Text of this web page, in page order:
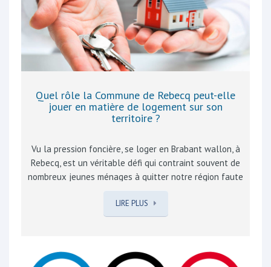
d’inviter tout un chacun à être acteur de sa Culture.
Les différents ateliers éveillent les plus jeunes aux
différentes techniques artistiques, aiguisent
l’imaginaire et l’expression de leurs sentiments,
couchés sur le papier par un…
Quel rôle la Commune de Rebecq peut-elle
jouer en matière de logement sur son
territoire ?
Vu la pression foncière, se loger en Brabant wallon, à
Rebecq, est un véritable défi qui contraint souvent de
nombreux jeunes ménages à quitter notre région faute
MR sera la réhabilitation du site de l’ancienne Maison
communale en logements. Une collaboration avec la
acquisitifs à des prix accessibles aux revenus moyens.
LIRE PLUS